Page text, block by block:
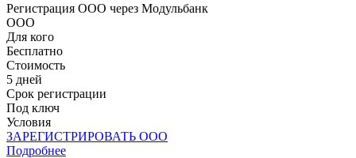
Регистрация ООО через Модульбанк
ООО
Для кого
Бесплатно
Стоимость
5 дней
Срок регистрации
Под ключ
Условия
ЗАРЕГИСТРИРОВАТЬ ООО
Подробнее